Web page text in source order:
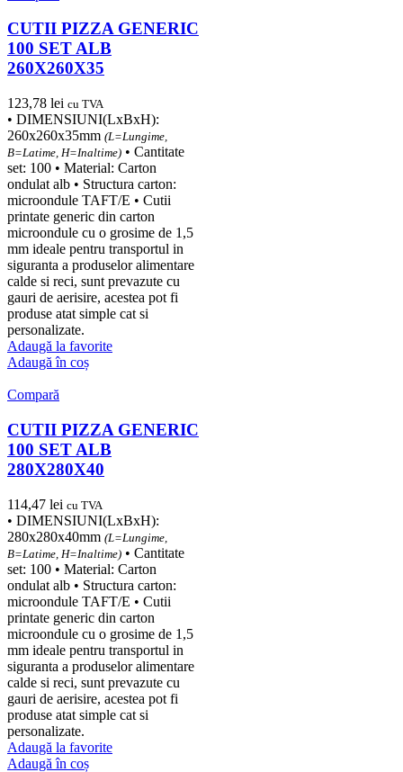
CUTII PIZZA GENERIC
100 SET ALB
260X260X35
123,78 lei cu TVA
• DIMENSIUNI(LxBxH):
260x260x35mm (L=Lungime,
B=Latime, H=Inaltime) • Cantitate
set: 100 • Material: Carton
ondulat alb • Structura carton:
microondule TAFT/E • Cutii
printate generic din carton
microondule cu o grosime de 1,5
mm ideale pentru transportul in
siguranta a produselor alimentare
calde si reci, sunt prevazute cu
gauri de aerisire, acestea pot fi
produse atat simple cat si
personalizate.
Adaugă la favorite
Adaugă în coș
Compară
CUTII PIZZA GENERIC
100 SET ALB
280X280X40
114,47 lei cu TVA
• DIMENSIUNI(LxBxH):
280x280x40mm (L=Lungime,
B=Latime, H=Inaltime) • Cantitate
set: 100 • Material: Carton
ondulat alb • Structura carton:
microondule TAFT/E • Cutii
printate generic din carton
microondule cu o grosime de 1,5
mm ideale pentru transportul in
siguranta a produselor alimentare
calde si reci, sunt prevazute cu
gauri de aerisire, acestea pot fi
produse atat simple cat si
personalizate.
Adaugă la favorite
Adaugă în coș